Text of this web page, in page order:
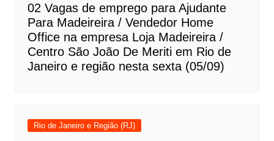
02 Vagas de emprego para Ajudante
Para Madeireira / Vendedor Home
Office na empresa Loja Madeireira /
Centro São João De Meriti em Rio de
Janeiro e região nesta sexta (05/09)
Rio de Janeiro e Região (RJ)